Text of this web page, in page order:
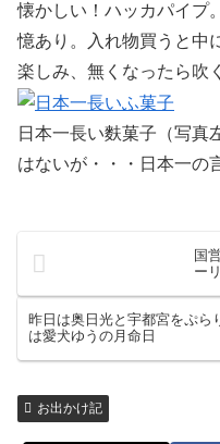
懐かしい！ハッカパイプ
憶あり。入れ物買うと中
楽しみ、無くなったら吹
日本一長い麩菓子（写真
はないが・・・日本一の
国
ー
昨日は奥日光と宇都宮をぷら
は愛犬ゆうの月命日
お出かけ記